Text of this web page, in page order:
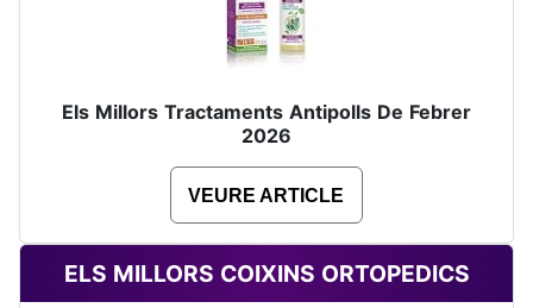
Els Millors Tractaments Antipolls De Febrer
2026
VEURE ARTICLE
ELS MILLORS COIXINS ORTOPEDICS